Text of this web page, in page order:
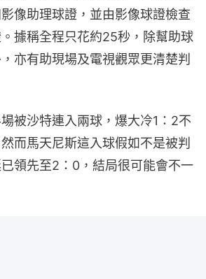
像助理球證，並由影像球證檢查
據稱全程只花約25秒，除幫助球
亦有助現場及電視觀眾更清楚判
被沙特連入兩球，爆大冷1：2不
而馬天尼斯這入球假如不是被判
領先至2：0，結局很可能會不一